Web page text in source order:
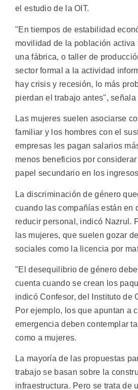
el estudio de la OIT.
"En tiempos de estabilidad
movilidad de la población activa
una fábrica, o taller de
sector formal a la actividad
hay crisis y recesión, lo más
pierdan el trabajo antes", señala
Las mujeres suelen asociarse
familiar y los hombres con el
empresas les pagan salarios
menos beneficios por
papel secundario en los
La discriminación de género
cuando las compañías están en
reducir personal, indicó Nazrul.
las mujeres, que suelen gozar
sociales como la licencia por
"El desequilibrio de género
cuenta cuando se crean los
indicó Confesor, del Instituto de
Por ejemplo, los que apuntan a
emergencia deben contemplar
como a mujeres.
La mayoría de las propuestas
trabajo se basan sobre la
infraestructura. Pero se trata de